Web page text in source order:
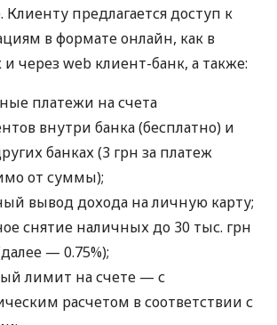
предлагается доступ к
в формате онлайн, как в
через web клиент-банк, а также:
платежи на счета
внутри банка (бесплатно) и
банках (3 грн за платеж
от суммы);
вывод дохода на личную карту;
снятие наличных до 30 тыс. грн
— 0.75%);
лимит на счете — с
расчетом в соответствии с